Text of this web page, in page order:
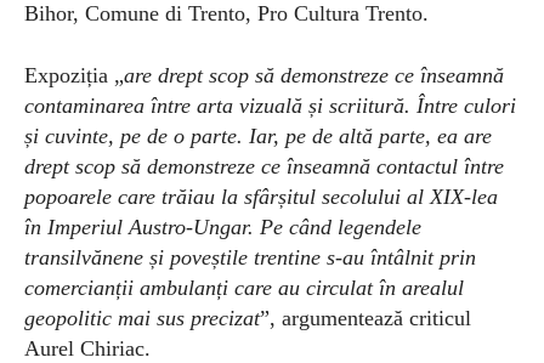
Bihor, Comune di Trento, Pro Cultura Trento.
Expoziția „are drept scop să demonstreze ce înseamnă
contaminarea între arta vizuală și scriitură. Între culori
și cuvinte, pe de o parte. Iar, pe de altă parte, ea are
drept scop să demonstreze ce înseamnă contactul între
popoarele care trăiau la sfârșitul secolului al XIX-lea
în Imperiul Austro-Ungar. Pe când legendele
transilvănene și poveștile trentine s-au întâlnit prin
comercianții ambulanți care au circulat în arealul
geopolitic mai sus precizat”, argumentează criticul
Aurel Chiriac.